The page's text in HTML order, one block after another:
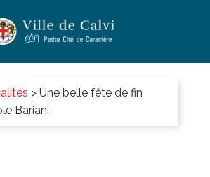
> Une belle fête de fin
Bariani